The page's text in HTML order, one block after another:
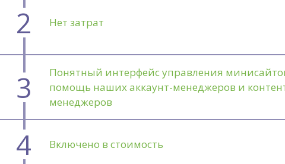
2 Нет затрат
3
Понятный интерфейс управления
помощь наших аккаунт-менеджеров и
менеджеров
4 Включено в стоимость